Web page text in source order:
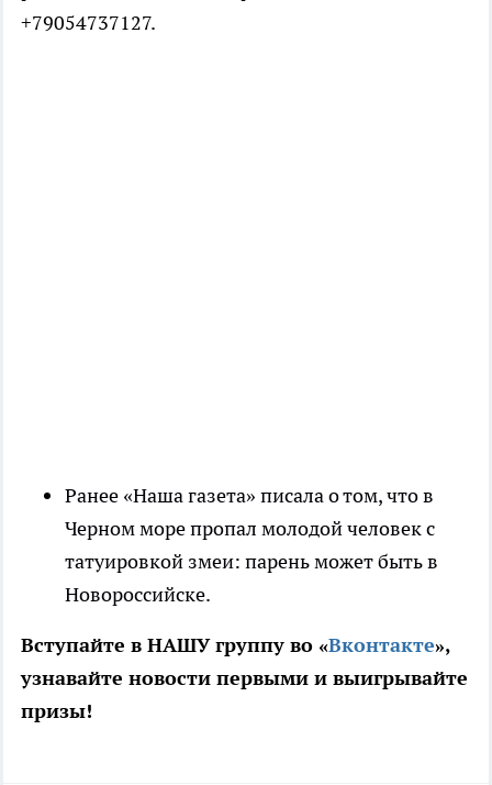
+79054737127.
Ранее «Наша газета» писала о том, что в
Черном море пропал молодой человек с
татуировкой змеи: парень может быть в
Новороссийске.
Вступайте в НАШУ группу во «Вконтакте»,
узнавайте новости первыми и выигрывайте
призы!